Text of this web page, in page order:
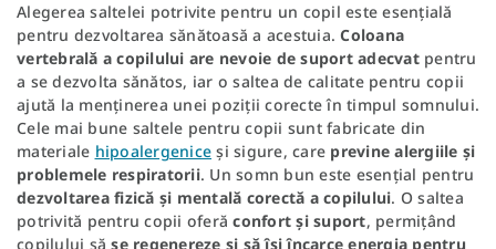
Alegerea saltelei potrivite pentru un copil este esențială
pentru dezvoltarea sănătoasă a acestuia.Coloana
vertebrală a copilului are nevoie de suport adecvatpentru
a se dezvolta sănătos, iar o saltea de calitate pentru copii
ajută la menținerea unei poziții corecte în timpul somnului.
Cele mai bune saltele pentru copii sunt fabricate din
materiale hipoalergenice și sigure, care previne alergiile și
problemele respiratorii. Un somn bun este esențial pentru
dezvoltarea fizică și mentală corectă a copilului. O saltea
potrivită pentru copii oferăconfort și suport, permițând
copilului săse regenereze și să își încarce energia pentru